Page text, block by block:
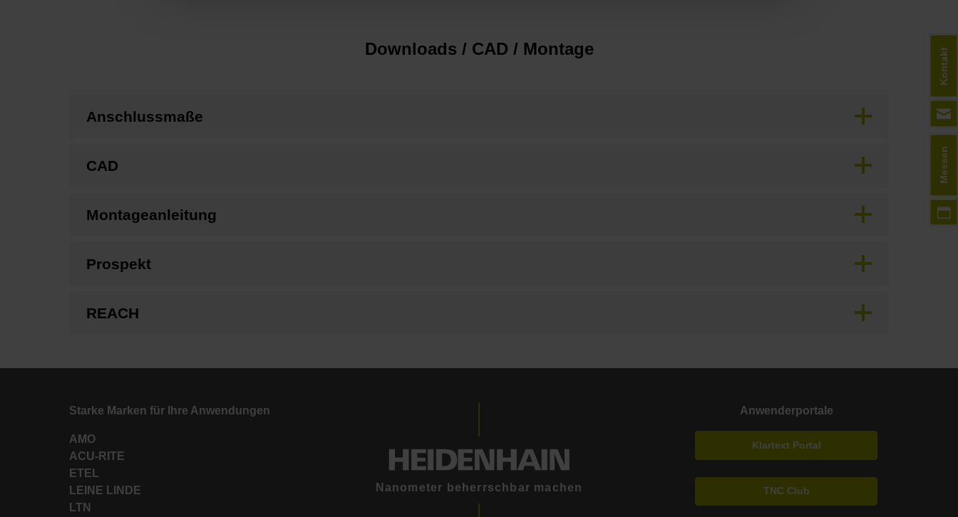
Downloads / CAD / Montage
Anschlussmaße
CAD
Montageanleitung
Prospekt
REACH
Starke Marken für Ihre Anwendungen
AMO
ACU-RITE
ETEL
LEINE LINDE
LTN
Nanometer beherrschbar machen
Anwenderportale
Klartext Portal
TNC Club
Messen
Kontakt